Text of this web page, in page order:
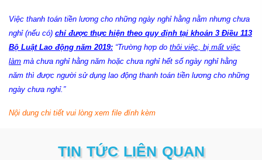
Việc thanh toán tiền lương cho những ngày nghỉ hằng nằm nhưng chưa
nghỉ (nếu có) chỉ được thực hiện theo quy định tại khoản 3 Điều 113
Bộ Luật Lao động năm 2019: “Trường hợp do thôi việc, bị mất việc
làm mà chưa nghỉ hằng năm hoặc chưa nghỉ hết số ngày nghỉ hằng
năm thì được người sử dụng lao động thanh toán tiền lương cho những
ngày chưa nghỉ.”
Nội dung chi tiết vui lòng xem file đính kèm
TIN TỨC LIÊN QUAN